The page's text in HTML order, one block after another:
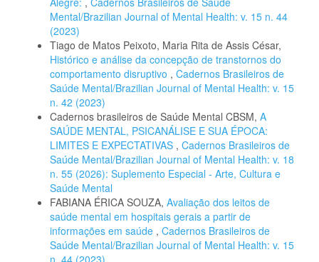
Mental/Brazilian Journal of Mental Health: v. 15 n. 44
(2023)
Tiago de Matos Peixoto, Maria Rita de Assis César,
Histórico e análise da concepção de transtornos do
comportamento disruptivo , Cadernos Brasileiros de
Saúde Mental/Brazilian Journal of Mental Health: v. 15
n. 42 (2023)
Cadernos brasileiros de Saúde Mental CBSM, A
SAÚDE MENTAL, PSICANÁLISE E SUA ÉPOCA:
LIMITES E EXPECTATIVAS , Cadernos Brasileiros de
Saúde Mental/Brazilian Journal of Mental Health: v. 18
n. 55 (2026): Suplemento Especial - Arte, Cultura e
Saúde Mental
FABIANA ÉRICA SOUZA, Avaliação dos leitos de
saúde mental em hospitais gerais a partir de
informações em saúde , Cadernos Brasileiros de
Saúde Mental/Brazilian Journal of Mental Health: v. 15
n. 44 (2023)